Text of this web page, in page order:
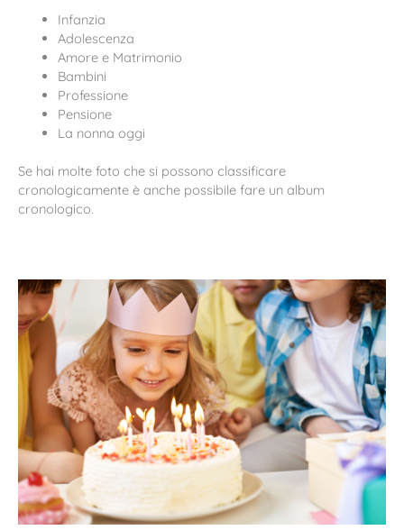
Infanzia
Adolescenza
Amore e Matrimonio
Bambini
Professione
Pensione
La nonna oggi
Se hai molte foto che si possono classificare
cronologicamente è anche possibile fare un album
cronologico.